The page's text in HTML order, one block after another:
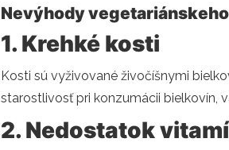
Nevýhody vegetariánskeho
1. Krehké kosti
Kosti sú vyživované živočíšnymi
starostlivosť pri konzumácii bielkovín,
2. Nedostatok